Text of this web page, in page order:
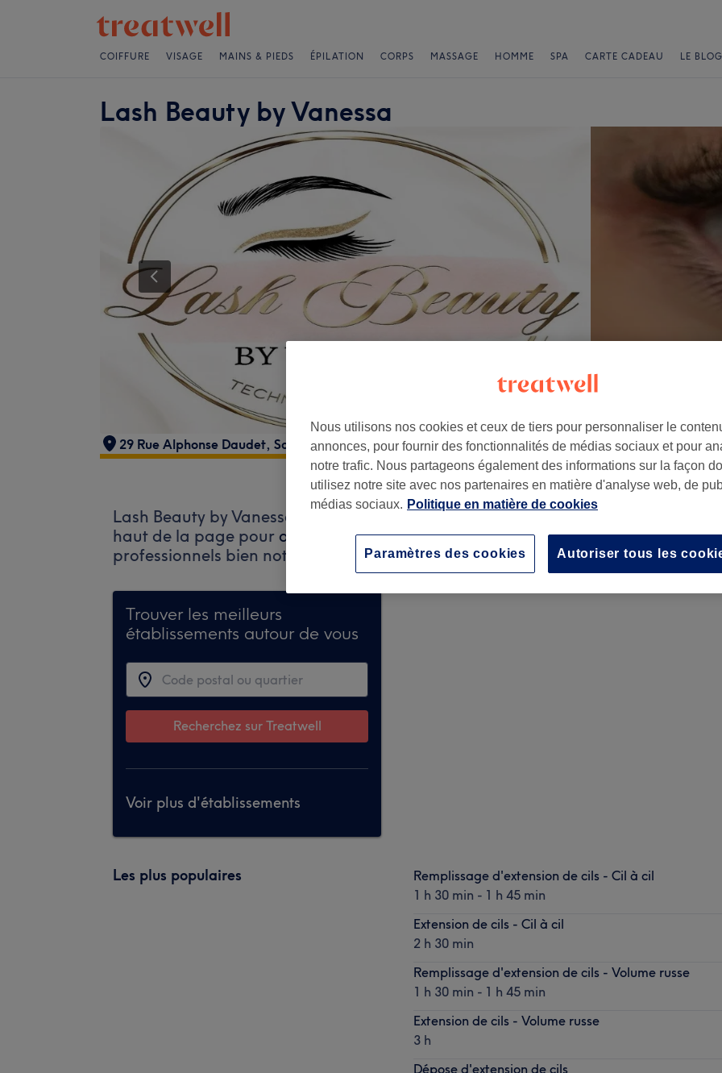
COIFFURE VISAGE MAINS & PIEDS ÉPILATION CORPS MASSAGE HOMME SPA CARTE CADEAU LE
Lash Beauty by Vanessa
29 Rue Alphonse Daudet, Saint-Martin-de-Crau, 13310
Lash Beauty by Vanessa n'accepte pas encore de réservations sur Treatwell.
haut de la page pour découvrir les salons disponibles dans votre région.Vous y
professionnels bien notés prêts à vous accueillir.
Trouver les meilleurs
établissements autour de vous
Recherchez sur Treatwell
Voir plus d'établissements
Les plus populaires
Remplissage d'extension de cils - Cil à cil
1 h 30 min - 1 h 45 min
Extension de cils - Cil à cil
2 h 30 min
Remplissage d'extension de cils - Volume russe
1 h 30 min - 1 h 45 min
Extension de cils - Volume russe
3 h
Dépose d'extension de cils
Nous utilisons nos cookies et ceux de tiers pour personnaliser le
annonces, pour fournir des fonctionnalités de médias sociaux et pour
notre trafic. Nous partageons également des informations sur la façon
utilisez notre site avec nos partenaires en matière d'analyse web, de
médias sociaux. Politique en matière de cookies
Autoriser tous les
Paramètres des cookies